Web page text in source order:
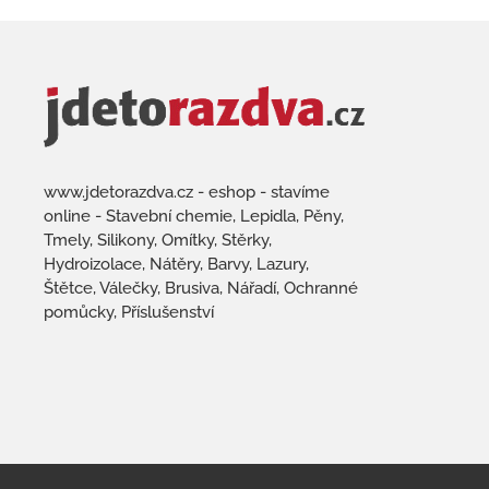
www.jdetorazdva.cz - eshop - stavíme
online - Stavební chemie, Lepidla, Pěny,
Tmely, Silikony, Omítky, Stěrky,
Hydroizolace, Nátěry, Barvy, Lazury,
Štětce, Válečky, Brusiva, Nářadí, Ochranné
pomůcky, Příslušenství